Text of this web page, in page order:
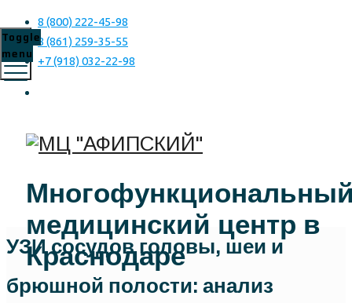
8 (800) 222-45-98
8 (861) 259-35-55
+7 (918) 032-22-98
медицинский центр в
Краснодаре
Toggle
menu
УЗИ сосудов головы, шеи и
брюшной полости: анализ